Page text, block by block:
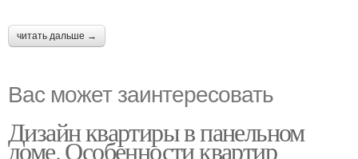
читать дальше →
Вас может заинтересовать
Дизайн квартиры в панельном
доме. Особенности квартир